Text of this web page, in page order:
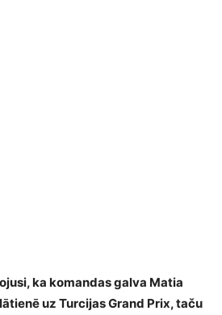
ka komandas galva Matia
uz Turcijas Grand Prix, taču